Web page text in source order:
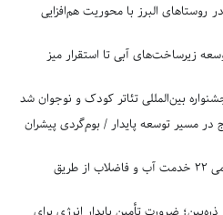
البرز با محوریت هم‌افزایی
زیرساخت‌های آبی تا استقرار میز
بین‌المللی تئاتر کودک و نوجوان شد
مسیر توسعه پایدار / بوم‌گردی پیشران
آبفای البرز پیشتاز شد؛ ارائه تمامی ۲۲ خدمت آب و فاضلاب از طریق